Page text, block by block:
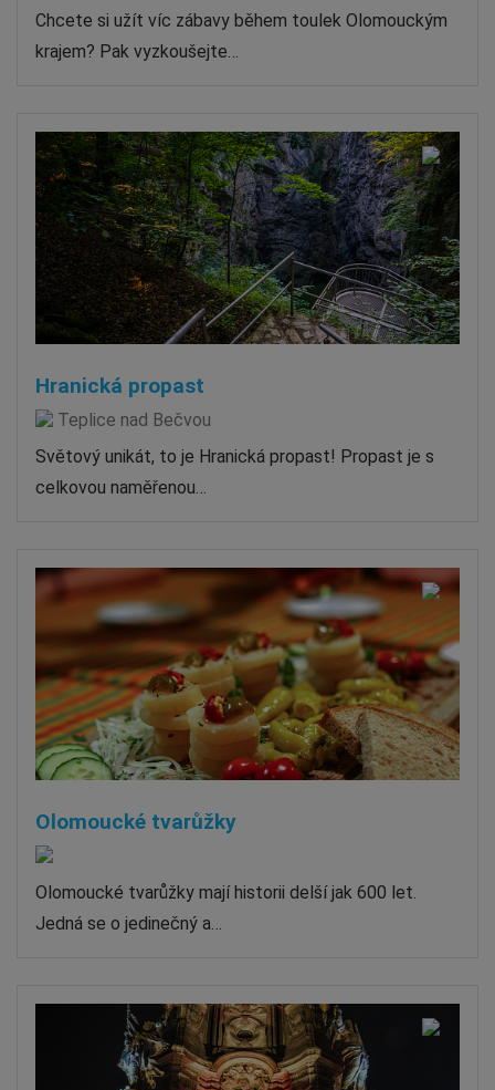
Chcete si užít víc zábavy během toulek Olomouckým
krajem? Pak vyzkoušejte…
Hranická propast
Teplice nad Bečvou
Světový unikát, to je Hranická propast! Propast je s
celkovou naměřenou…
Olomoucké tvarůžky
Olomoucké tvarůžky mají historii delší jak 600 let.
Jedná se o jedinečný a…